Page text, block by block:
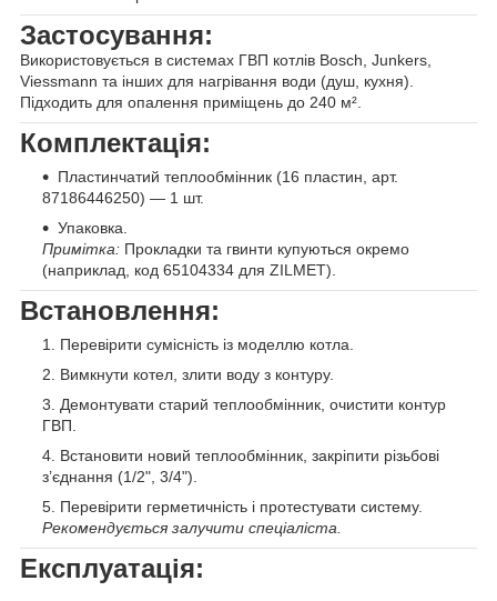
Застосування:
Використовується в системах ГВП котлів Bosch, Junkers,
Viessmann та інших для нагрівання води (душ, кухня).
Підходить для опалення приміщень до 240 м².
Комплектація:
Пластинчатий теплообмінник (16 пластин, арт.
87186446250) — 1 шт.
Упаковка.
Примітка: Прокладки та гвинти купуються окремо
(наприклад, код 65104334 для ZILMET).
Встановлення:
Перевірити сумісність із моделлю котла.
Вимкнути котел, злити воду з контуру.
Демонтувати старий теплообмінник, очистити контур
ГВП.
Встановити новий теплообмінник, закріпити різьбові
з’єднання (1/2", 3/4").
Перевірити герметичність і протестувати систему.
Рекомендується залучити спеціаліста.
Експлуатація: